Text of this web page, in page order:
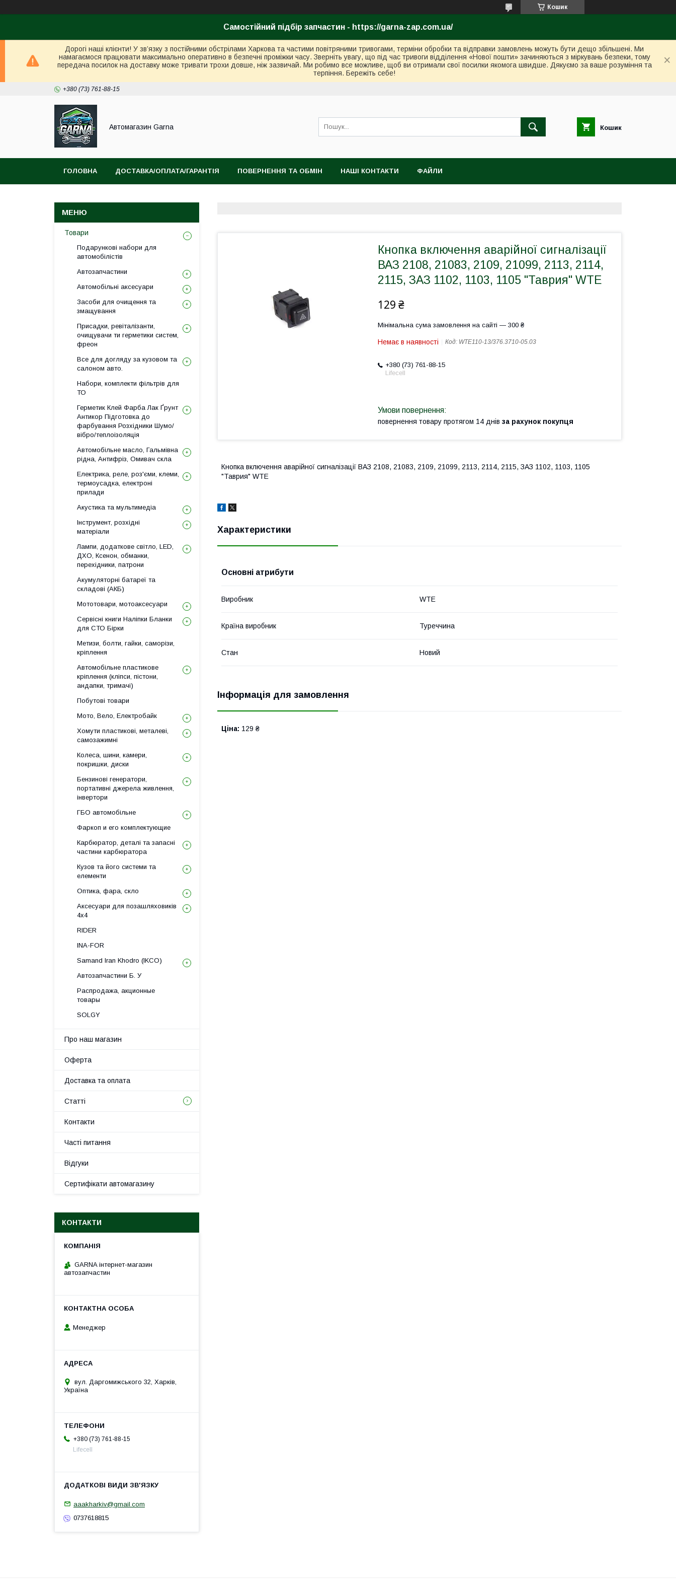
Кошик
Самостійний підбір запчастин - https://garna-zap.com.ua/
Дорогі наші клієнти! У зв’язку з постійними обстрілами Харкова та частими повітряними тривогами, терміни обробки та відправки замовлень можуть бути дещо збільшені. Ми
намагаємося працювати максимально оперативно в безпечні проміжки часу. Зверніть увагу, що під час тривоги відділення «Нової пошти» зачиняються з міркувань безпеки, тому
передача посилок на доставку може тривати трохи довше, ніж зазвичай. Ми робимо все можливе, щоб ви отримали свої посилки якомога швидше. Дякуємо за ваше розуміння та
терпіння. Бережіть себе!
+380 (73) 761-88-15
Автомагазин Garna Кошик
ГОЛОВНА ДОСТАВКА/ОПЛАТА/ГАРАНТІЯ ПОВЕРНЕННЯ ТА ОБМІН НАШІ КОНТАКТИ ФАЙЛИ
Кнопка включення аварійної сигналізації
ВАЗ 2108, 21083, 2109, 21099, 2113, 2114,
2115, ЗАЗ 1102, 1103, 1105 "Таврия" WTE
129 ₴
Мінімальна сума замовлення на сайті — 300 ₴
Немає в наявності Код: WTE110-13/376.3710-05.03
+380 (73) 761-88-15
Lifecell
повернення товару протягом 14 днів за рахунок покупця
Кнопка включення аварійної сигналізації ВАЗ 2108, 21083, 2109, 21099, 2113, 2114, 2115, ЗАЗ 1102, 1103, 1105
"Таврия" WTE
Характеристики
Основні атрибути
Виробник WTE
Країна виробник Туреччина
Стан Новий
Інформація для замовлення
Ціна: 129 ₴
Товари
Подарункові набори для
автомобілістів
Автозапчастини
Автомобільні аксесуари
Засоби для очищення та
змащування
Присадки, ревіталізанти,
очищувачи ти герметики систем,
фреон
Все для догляду за кузовом та
салоном авто.
Набори, комплекти фільтрів для
ТО
Герметик Клей Фарба Лак Ґрунт
Антикор Підготовка до
фарбування Розхідники Шумо/
вібро/теплоізоляція
Автомобільне масло, Гальмівна
рідна, Антифріз, Омивач скла
Електрика, реле, роз'єми, клеми,
термоусадка, електроні
прилади
Акустика та мультимедіа
Інструмент, розхідні
матеріали
Лампи, додаткове світло, LED,
ДХО, Ксенон, обманки,
перехідники, патрони
Акумуляторні батареї та
складові (АКБ)
Мототовари, мотоаксесуари
Сервісні книги Наліпки Бланки
для СТО Бірки
Метизи, болти, гайки, саморізи,
кріплення
Автомобільне пластикове
кріплення (кліпси, пістони,
андапки, тримачі)
Побутові товари
Мото, Вело, Електробайк
Хомути пластикові, металеві,
самозажимні
Колеса, шини, камери,
покришки, диски
Бензинові генератори,
портативні джерела живлення,
інвертори
ГБО автомобільне
Фаркоп и его комплектующие
Карбюратор, деталі та запасні
частини карбюратора
Кузов та його системи та
елементи
Оптика, фара, скло
Аксесуари для позашляховиків
4х4
RIDER
INA-FOR
Samand Iran Khodro (IKCO)
Автозапчастини Б. У
Распродажа, акционные
товары
SOLGY
Про наш магазин
Оферта
Доставка та оплата
Статті
Контакти
Часті питання
Відгуки
Сертифікати автомагазину
КОНТАКТИ
GARNA інтернет-магазин
автозапчастин
Менеджер
вул. Даргомижського 32, Харків,
Україна
+380 (73) 761-88-15
Lifecell
aaakharkiv@gmail.com
0737618815